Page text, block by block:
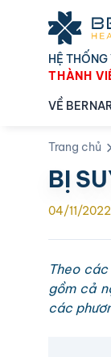
HỆ
THÀNH
VỀ
Trang chủ
BỊ
04/11/2022
Theo
gồm cả
các